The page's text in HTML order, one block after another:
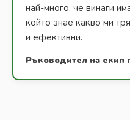
най-много, че винаги
който знае какво ми
и ефективни.
Ръководител на екип